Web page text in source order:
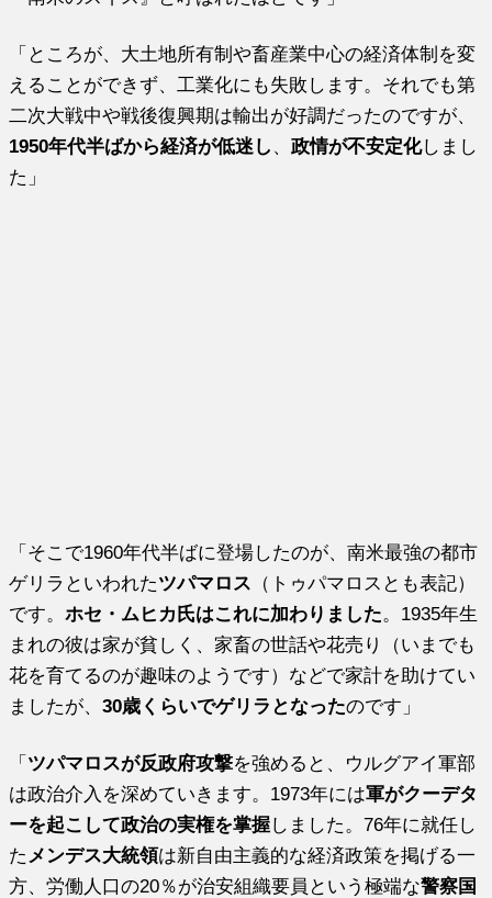
「ところが、大土地所有制や畜産業中心の経済体制を変
えることができず、工業化にも失敗します。それでも第
二次大戦中や戦後復興期は輸出が好調だったのですが、
1950年代半ばから経済が低迷し 、政情が不安定化しまし
た」
「そこで1960年代半ばに登場したのが、南米最強の都市
ゲリラといわれたツパマロス （トゥパマロスとも表記）
です。ホセ・ムヒカ氏はこれに加わりました。1935年生
まれの彼は家が貧しく、家畜の世話や花売り（いまでも
花を育てるのが趣味のようです）などで家計を助けてい
ましたが、30歳くらいでゲリラとなったのです」
「 ツパマロスが反政府攻撃を強めると、ウルグアイ軍部
は政治介入を深めていきます。1973年には軍がクーデタ
ーを起こして政治の実権を掌握しました。76年に就任し
た メンデス大統領は新自由主義的な経済政策を掲げる一
方、労働人口の20％が治安組織要員という極端な警察国